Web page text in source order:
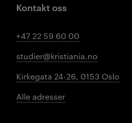
Kontakt oss
+47 22 59 60 00
studier@kristiania.no
Kirkegata 24-26, 0153 Oslo
Alle adresser